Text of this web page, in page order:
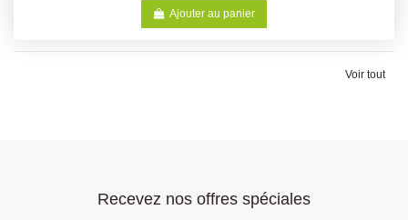
Ajouter au panier
Voir tout
Recevez nos offres spéciales